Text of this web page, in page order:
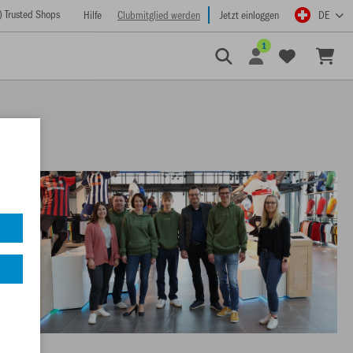
Shops Hilfe Clubmitglied werden Jetzt einloggen DE
1